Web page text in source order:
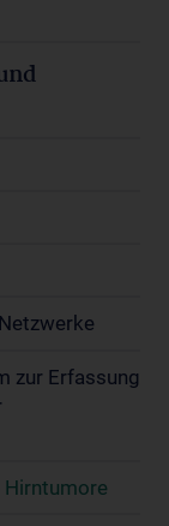
zur Erfassung
Hirntumore